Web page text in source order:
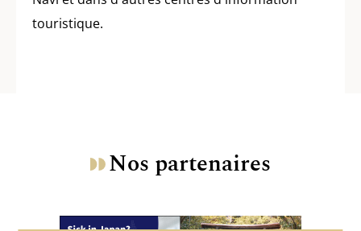
touristique.
Nos partenaires